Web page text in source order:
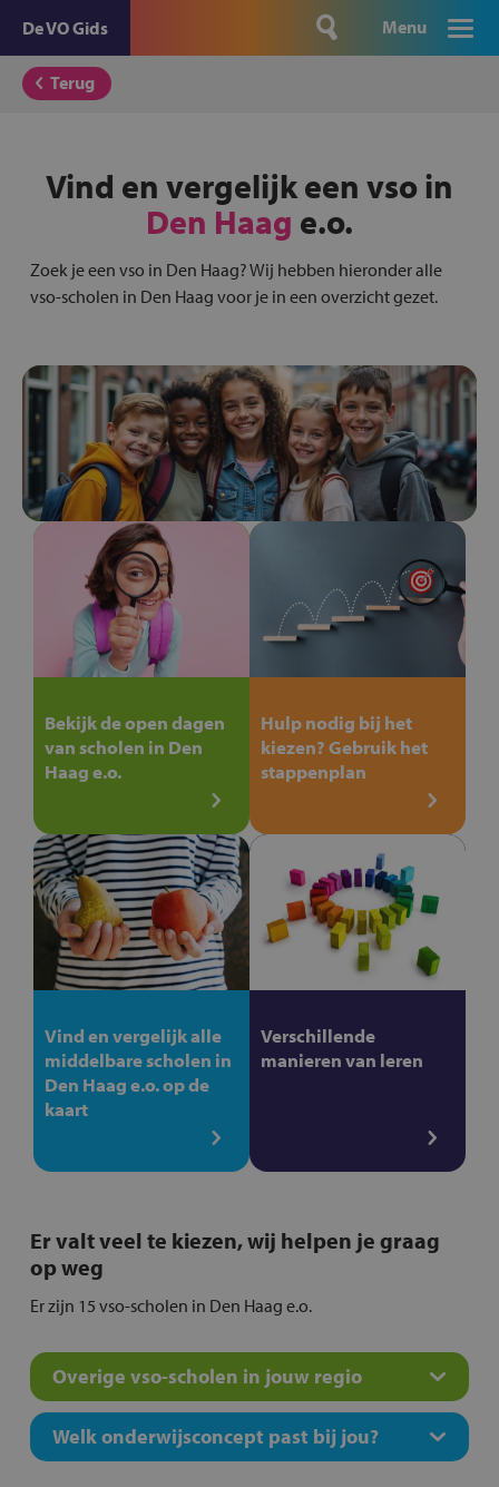
De VO Gids Menu
Terug
Vind en vergelijk een vso in
Den Haag e.o.
Zoek je een vso in Den Haag? Wij hebben hieronder alle
vso-scholen in Den Haag voor je in een overzicht gezet.
Bekijk de open dagen
van scholen in Den
Haag e.o.
Hulp nodig bij het
kiezen? Gebruik het
stappenplan
Vind en vergelijk alle
middelbare scholen in
Den Haag e.o. op de
kaart
Verschillende
manieren van leren
Er valt veel te kiezen, wij helpen je graag
op weg
Er zijn 15 vso-scholen in Den Haag e.o.
Overige vso-scholen in jouw regio
Welk onderwijsconcept past bij jou?